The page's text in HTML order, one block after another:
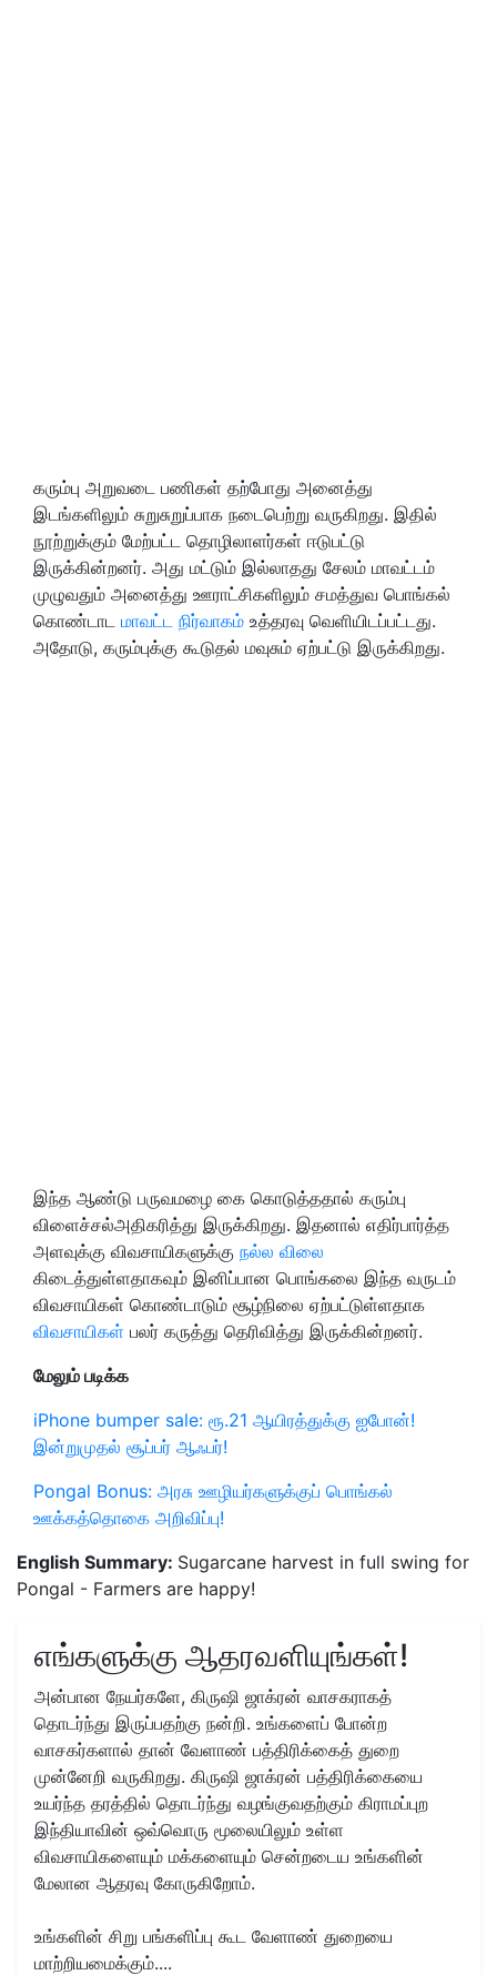
கரும்பு அறுவடை பணிகள் தற்போது அனைத்து
இடங்களிலும் சுறுசுறுப்பாக நடைபெற்று வருகிறது. இதில்
நூற்றுக்கும் மேற்பட்ட தொழிலாளர்கள் ஈடுபட்டு
இருக்கின்றனர். அது மட்டும் இல்லாதது சேலம் மாவட்டம்
முழுவதும் அனைத்து ஊராட்சிகளிலும் சமத்துவ பொங்கல்
கொண்டாட
மாவட்ட நிர்வாகம் உத்தரவு வெளியிடப்பட்டது.
அதோடு, கரும்புக்கு கூடுதல் மவுசும் ஏற்பட்டு இருக்கிறது.
இந்த ஆண்டு பருவமழை கை கொடுத்ததால் கரும்பு
விளைச்சல்அதிகரித்து இருக்கிறது. இதனால் எதிர்பார்த்த
அளவுக்கு விவசாயிகளுக்கு நல்ல விலை
கிடைத்துள்ளதாகவும் இனிப்பான பொங்கலை இந்த வருடம்
விவசாயிகள் கொண்டாடும் சூழ்நிலை ஏற்பட்டுள்ளதாக
விவசாயிகள் பலர் கருத்து தெரிவித்து இருக்கின்றனர்.
மேலும் படிக்க
iPhone bumper sale: ரூ.21 ஆயிரத்துக்கு ஐபோன்!
இன்றுமுதல் சூப்பர் ஆஃபர்!
Pongal Bonus: அரசு ஊழியர்களுக்குப் பொங்கல்
ஊக்கத்தொகை அறிவிப்பு!
English Summary: Sugarcane harvest in full swing for
Pongal - Farmers are happy!
எங்களுக்கு ஆதரவளியுங்கள்!
அன்பான நேயர்களே, கிருஷி ஜாக்ரன் வாசகராகத்
தொடர்ந்து இருப்பதற்கு நன்றி. உங்களைப் போன்ற
வாசகர்களால் தான் வேளாண் பத்திரிக்கைத் துறை
முன்னேறி வருகிறது. கிருஷி ஜாக்ரன் பத்திரிக்கையை
உயர்ந்த தரத்தில் தொடர்ந்து வழங்குவதற்கும் கிராமப்புற
இந்தியாவின் ஒவ்வொரு மூலையிலும் உள்ள
விவசாயிகளையும் மக்களையும் சென்றடைய உங்களின்
மேலான ஆதரவு கோருகிறோம்.
உங்களின் சிறு பங்களிப்பு கூட வேளாண் துறையை
மாற்றியமைக்கும்....